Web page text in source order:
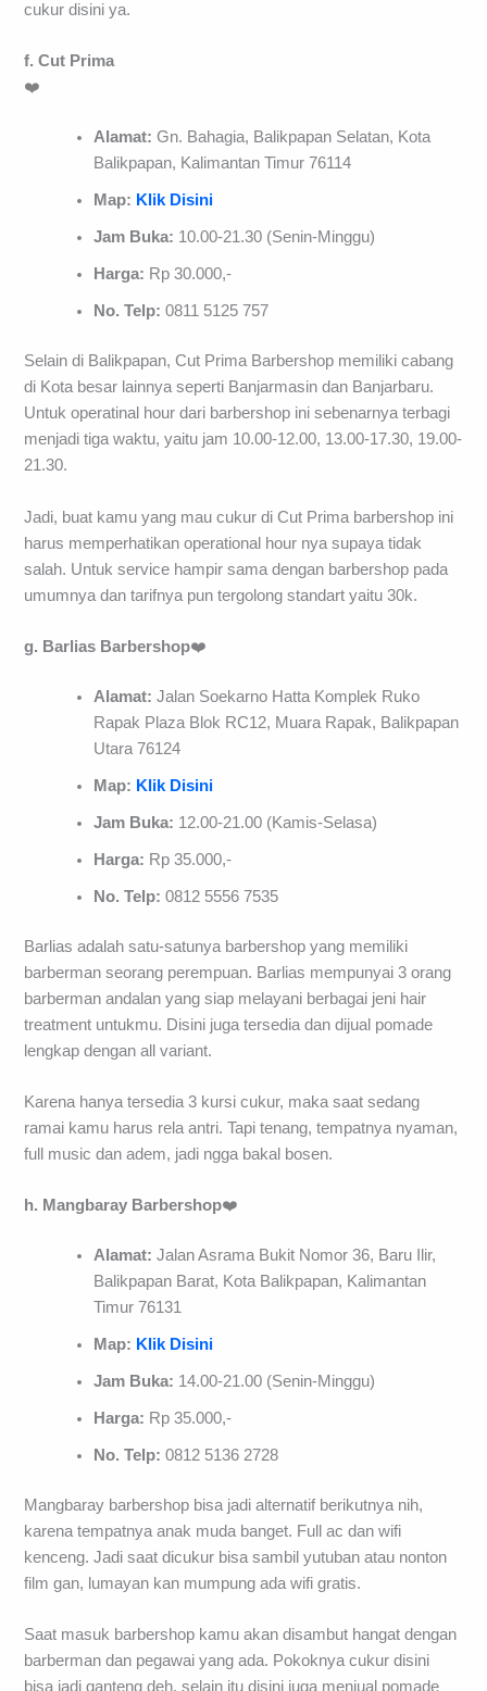
cukur disini ya.
f. Cut Prima
❤️
Alamat: Gn. Bahagia, Balikpapan Selatan, Kota
Balikpapan, Kalimantan Timur 76114
Map: Klik Disini
Jam Buka: 10.00-21.30 (Senin-Minggu)
Harga: Rp 30.000,-
No. Telp: 0811 5125 757
Selain di Balikpapan, Cut Prima Barbershop memiliki cabang
di Kota besar lainnya seperti Banjarmasin dan Banjarbaru.
Untuk operatinal hour dari barbershop ini sebenarnya terbagi
menjadi tiga waktu, yaitu jam 10.00-12.00, 13.00-17.30, 19.00-
21.30.
Jadi, buat kamu yang mau cukur di Cut Prima barbershop ini
harus memperhatikan operational hour nya supaya tidak
salah. Untuk service hampir sama dengan barbershop pada
umumnya dan tarifnya pun tergolong standart yaitu 30k.
g. Barlias Barbershop❤️
Alamat: Jalan Soekarno Hatta Komplek Ruko
Rapak Plaza Blok RC12, Muara Rapak, Balikpapan
Utara 76124
Map: Klik Disini
Jam Buka: 12.00-21.00 (Kamis-Selasa)
Harga: Rp 35.000,-
No. Telp: 0812 5556 7535
Barlias adalah satu-satunya barbershop yang memiliki
barberman seorang perempuan. Barlias mempunyai 3 orang
barberman andalan yang siap melayani berbagai jeni hair
treatment untukmu. Disini juga tersedia dan dijual pomade
lengkap dengan all variant.
Karena hanya tersedia 3 kursi cukur, maka saat sedang
ramai kamu harus rela antri. Tapi tenang, tempatnya nyaman,
full music dan adem, jadi ngga bakal bosen.
h. Mangbaray Barbershop❤️
Alamat: Jalan Asrama Bukit Nomor 36, Baru Ilir,
Balikpapan Barat, Kota Balikpapan, Kalimantan
Timur 76131
Map: Klik Disini
Jam Buka: 14.00-21.00 (Senin-Minggu)
Harga: Rp 35.000,-
No. Telp: 0812 5136 2728
Mangbaray barbershop bisa jadi alternatif berikutnya nih,
karena tempatnya anak muda banget. Full ac dan wifi
kenceng. Jadi saat dicukur bisa sambil yutuban atau nonton
film gan, lumayan kan mumpung ada wifi gratis.
Saat masuk barbershop kamu akan disambut hangat dengan
barberman dan pegawai yang ada. Pokoknya cukur disini
bisa jadi ganteng deh, selain itu disini juga menjual pomade